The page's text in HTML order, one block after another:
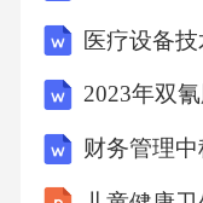
医疗设备
2023年双
财务管理